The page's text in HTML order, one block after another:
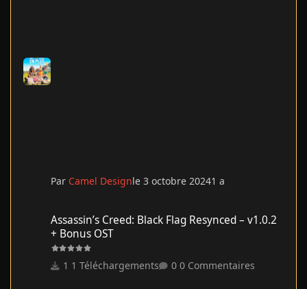
Par Camel Designle 3 octobre 20241 a
Assassin’s Creed: Black Flag Resynced – v1.0.2
+ Bonus OST
1 Téléchargements 0 Commentaires